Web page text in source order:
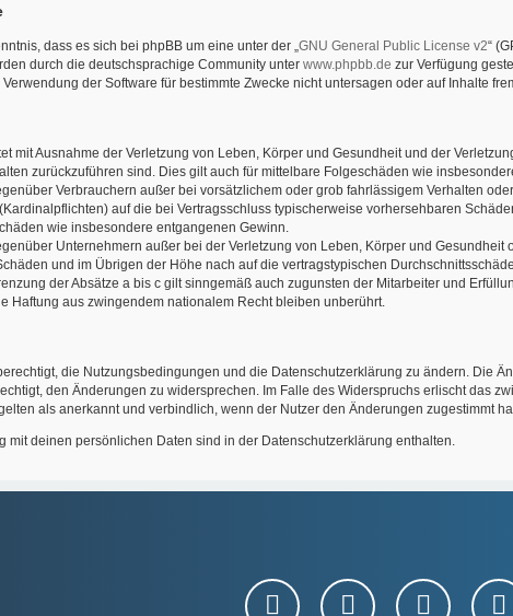
dass es sich bei phpBB um eine unter der „GNU General Public License v2“
durch die deutschsprachige Community unter www.phpbb.de zur Verfügung
der Software für bestimmte Zwecke nicht untersagen oder auf Inhalte
mit Ausnahme der Verletzung von Leben, Körper und Gesundheit und der
zurückzuführen sind. Dies gilt auch für mittelbare Folgeschäden wie
Verbrauchern außer bei vorsätzlichem oder grob fahrlässigem Verhalten
auf die bei Vertragsschluss typischerweise vorhersehbaren
wie insbesondere entgangenen Gewinn.
Unternehmern außer bei der Verletzung von Leben, Körper und
und im Übrigen der Höhe nach auf die vertragstypischen
der Absätze a bis c gilt sinngemäß auch zugunsten der Mitarbeiter und
Haftung aus zwingendem nationalem Recht bleiben unberührt.
die Nutzungsbedingungen und die Datenschutzerklärung zu ändern. Die
den Änderungen zu widersprechen. Im Falle des Widerspruchs erlischt das
als anerkannt und verbindlich, wenn der Nutzer den Änderungen zugestimmt
mit deinen persönlichen Daten sind in der Datenschutzerklärung enthalten.